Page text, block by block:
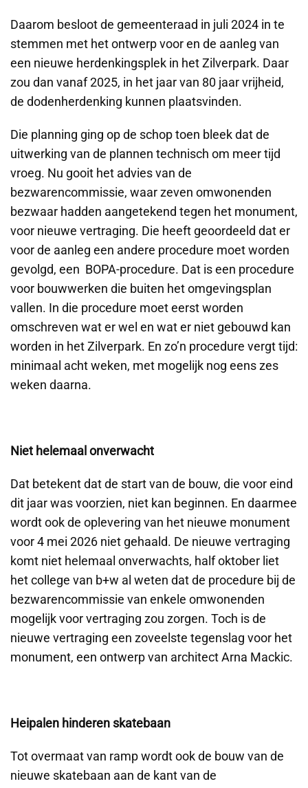
Daarom besloot de gemeenteraad in juli 2024 in te
stemmen met het ontwerp voor en de aanleg van
een nieuwe herdenkingsplek in het Zilverpark. Daar
zou dan vanaf 2025, in het jaar van 80 jaar vrijheid,
de dodenherdenking kunnen plaatsvinden.
Die planning ging op de schop toen bleek dat de
uitwerking van de plannen technisch om meer tijd
vroeg. Nu gooit het advies van de
bezwarencommissie, waar zeven omwonenden
bezwaar hadden aangetekend tegen het monument,
voor nieuwe vertraging. Die heeft geoordeeld dat er
voor de aanleg een andere procedure moet worden
gevolgd, een BOPA-procedure. Dat is een procedure
voor bouwwerken die buiten het omgevingsplan
vallen. In die procedure moet eerst worden
omschreven wat er wel en wat er niet gebouwd kan
worden in het Zilverpark. En zo’n procedure vergt tijd:
minimaal acht weken, met mogelijk nog eens zes
weken daarna.
Niet helemaal onverwacht
Dat betekent dat de start van de bouw, die voor eind
dit jaar was voorzien, niet kan beginnen. En daarmee
wordt ook de oplevering van het nieuwe monument
voor 4 mei 2026 niet gehaald. De nieuwe vertraging
komt niet helemaal onverwachts, half oktober liet
het college van b+w al weten dat de procedure bij de
bezwarencommissie van enkele omwonenden
mogelijk voor vertraging zou zorgen. Toch is de
nieuwe vertraging een zoveelste tegenslag voor het
monument, een ontwerp van architect Arna Mackic.
Heipalen hinderen skatebaan
Tot overmaat van ramp wordt ook de bouw van de
nieuwe skatebaan aan de kant van de